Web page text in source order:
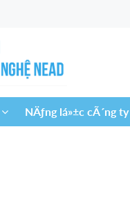
NÄƒng lá»±c cÃ´ng ty